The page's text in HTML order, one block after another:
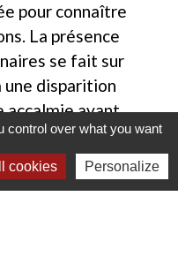
pour connaître
La présence
se fait sur
une disparition
accalmie avant
control over what you want
cookies Personalize